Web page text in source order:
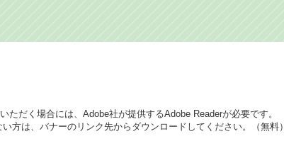
ただく場合には、Adobe社が提供するAdobe Readerが必要です。
方は、バナーのリンク先からダウンロードしてください。（無料）